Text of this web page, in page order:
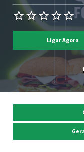
Ligar Agora